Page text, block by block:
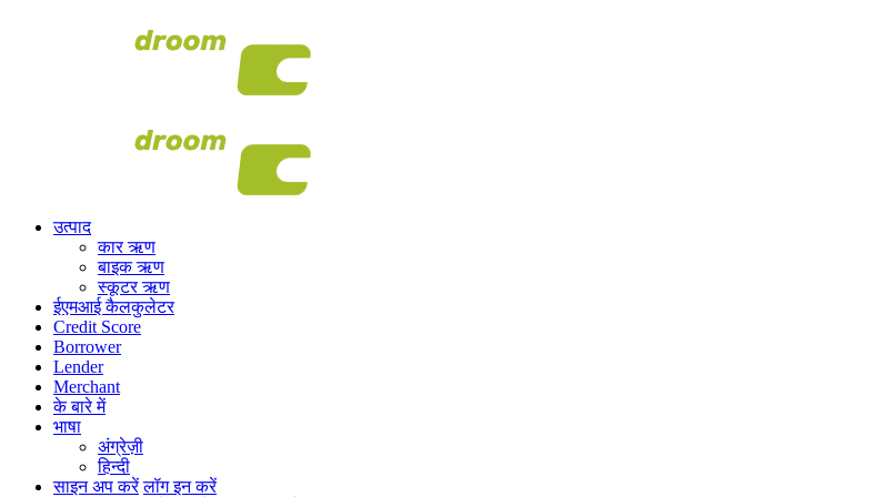
उत्पाद
कार ऋण
बाइक ऋण
स्कूटर ऋण
ईएमआई कैलकुलेटर
Credit Score
Borrower
Lender
Merchant
के बारे में
भाषा
अंग्रेज़ी
हिन्दी
साइन अप करें लॉग इन करें